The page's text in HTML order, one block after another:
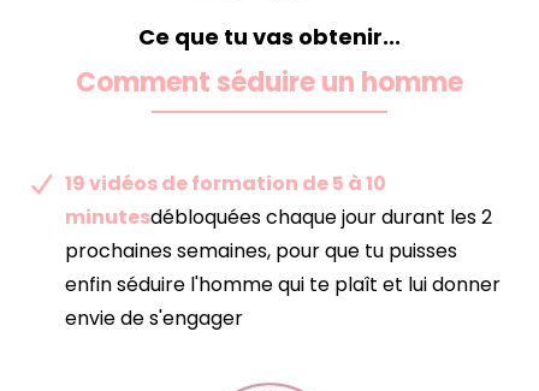
Ce que tu vas obtenir...
Comment séduire un homme
19 vidéos de formation de 5 à 10
minutesdébloquées chaque jour durant les 2
prochaines semaines, pour que tu puisses
enfin séduire l'homme qui te plaît et lui donner
envie de s'engager